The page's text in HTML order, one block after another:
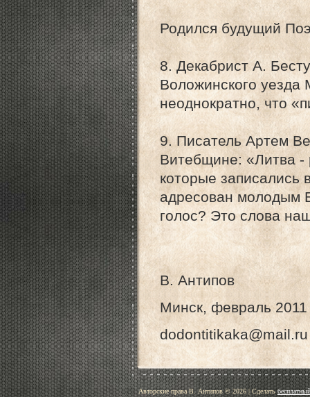
Родился будущий
8. Декабрист А.
Воложинского уезда
неоднократно, что
9. Писатель Артем
Витебщине: «Литва -
которые
адресован молодым
голос? Это слова
В. Антипов
Минск, февраль 2011
dodontitikaka@mail.ru
Авторские права В. Антипов © 2026|Сделать